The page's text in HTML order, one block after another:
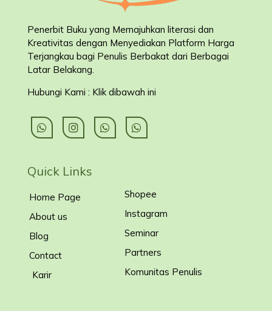
Penerbit Buku yang Memajuhkan literasi dan
Kreativitas dengan Menyediakan Platform Harga
Terjangkau bagi Penulis Berbakat dari Berbagai
Latar Belakang
Hubungi Kami : Klik dibawah ini
Quick Links
Home Page
About us
Blog
Contact
Karir
Shopee
Instagram
Seminar
Partners
Komunitas Penulis